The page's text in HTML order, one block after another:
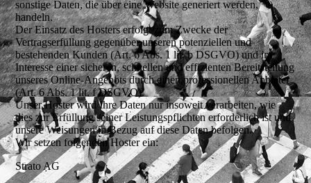
sonstige Daten, die über eine Website generiert werden,
handeln.
Der Einsatz des Hosters erfolgt zum Zwecke der
Vertragserfüllung gegenüber unseren potenziellen und
bestehenden Kunden (Art. 6 Abs. 1 lit. b DSGVO) und im
Interesse einer sicheren, schnellen und effizienten Bereitstellung
unseres Online-Angebots durch einen professionellen Anbieter
(Art. 6 Abs. 1 lit. f DSGVO).
Unser Hoster wird Ihre Daten nur insoweit verarbeiten, wie
dies zur Erfüllung seiner Leistungspflichten erforderlich ist und
unsere Weisungen in Bezug auf diese Daten befolgen.
Wir setzen folgenden Hoster ein:
Strato AG